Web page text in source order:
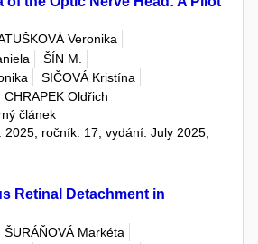
Veronika
ŠÍN M.
SIČOVÁ Kristína
CHRAPEK Oldřich
článek
2025, ročník: 17, vydání: July 2025,
Retinal Detachment in
ŠURÁŇOVÁ Markéta